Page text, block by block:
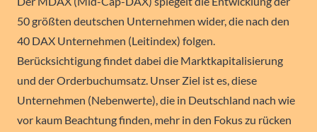
50 größten deutschen Unternehmen wider, die nach den
40 DAX Unternehmen (Leitindex) folgen.
Berücksichtigung findet dabei die Marktkapitalisierung
und der Orderbuchumsatz. Unser Ziel ist es, diese
Unternehmen (Nebenwerte), die in Deutschland nach wie
vor kaum Beachtung finden, mehr in den Fokus zu rücken